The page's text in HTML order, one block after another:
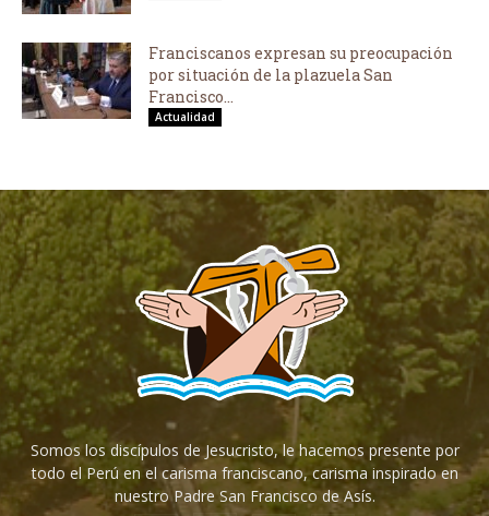
Franciscanos expresan su preocupación
por situación de la plazuela San
Francisco...
Actualidad
Somos los discípulos de Jesucristo, le hacemos presente por
todo el Perú en el carisma franciscano, carisma inspirado en
nuestro Padre San Francisco de Asís.